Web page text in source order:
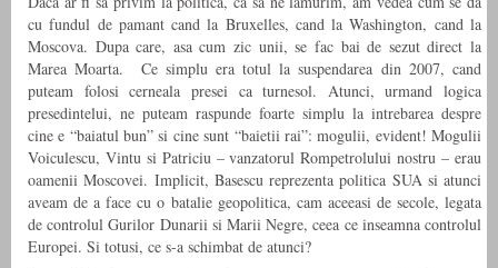
cu fundul de pamant cand la Bruxelles, cand la Washington, cand la
Moscova. Dupa care, asa cum zic unii, se fac bai de sezut direct la
Marea Moarta. Ce simplu era totul la suspendarea din 2007, cand
puteam folosi cerneala presei ca turnesol. Atunci, urmand logica
presedintelui, ne puteam raspunde foarte simplu la intrebarea despre
cine e “baiatul bun” si cine sunt “baietii rai”: mogulii, evident! Mogulii
Voiculescu, Vintu si Patriciu – vanzatorul Rompetrolului nostru – erau
oamenii Moscovei. Implicit, Basescu reprezenta politica SUA si atunci
aveam de a face cu o batalie geopolitica, cam aceeasi de secole, legata
de controlul Gurilor Dunarii si Marii Negre, ceea ce inseamna controlul
Europei. Si totusi, ce s-a schimbat de atunci?